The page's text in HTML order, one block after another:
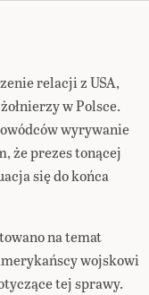
relacji z USA,
w Polsce.
wyrywanie
że prezes tonącej
się do końca
na temat
wojskowi
tej sprawy.